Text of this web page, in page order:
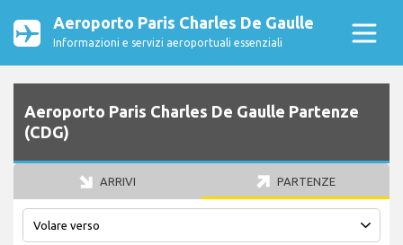
Aeroporto Paris Charles De Gaulle
Informazioni e servizi aeroportuali essenziali
Aeroporto Paris Charles De Gaulle Partenze
(CDG)
ARRIVI PARTENZE